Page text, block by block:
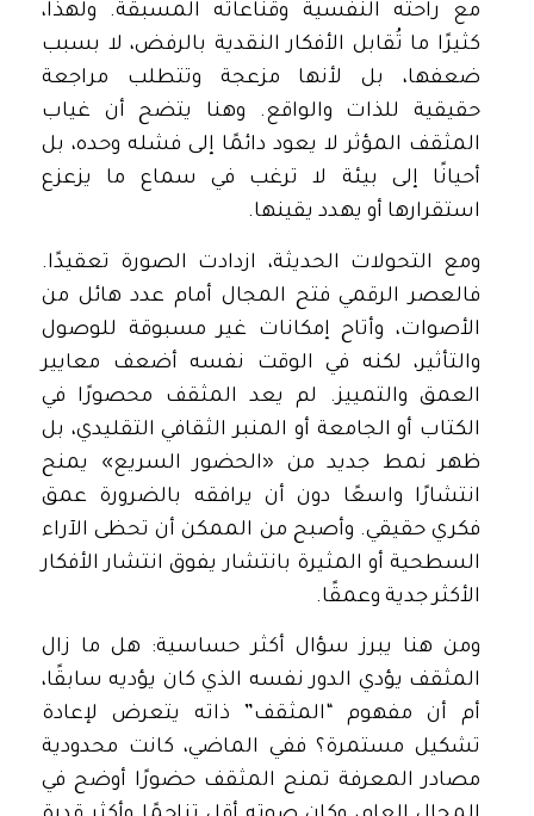
مع راحته النفسية وقناعاته المسبقة. ولهذا،
كثيرًا ما تُقابل الأفكار النقدية بالرفض، لا بسبب
ضعفها، بل لأنها مزعجة وتتطلب مراجعة
حقيقية للذات والواقع. وهنا يتضح أن غياب
المثقف المؤثر لا يعود دائمًا إلى فشله وحده، بل
أحيانًا إلى بيئة لا ترغب في سماع ما يزعزع
استقرارها أو يهدد يقينها.
ومع التحولات الحديثة، ازدادت الصورة تعقيدًا.
فالعصر الرقمي فتح المجال أمام عدد هائل من
الأصوات، وأتاح إمكانات غير مسبوقة للوصول
والتأثير، لكنه في الوقت نفسه أضعف معايير
العمق والتمييز. لم يعد المثقف محصورًا في
الكتاب أو الجامعة أو المنبر الثقافي التقليدي، بل
ظهر نمط جديد من «الحضور السريع» يمنح
انتشارًا واسعًا دون أن يرافقه بالضرورة عمق
فكري حقيقي. وأصبح من الممكن أن تحظى الآراء
السطحية أو المثيرة بانتشار يفوق انتشار الأفكار
الأكثر جدية وعمقًا.
ومن هنا يبرز سؤال أكثر حساسية: هل ما زال
المثقف يؤدي الدور نفسه الذي كان يؤديه سابقًا،
أم أن مفهوم “المثقف” ذاته يتعرض لإعادة
تشكيل مستمرة؟ ففي الماضي، كانت محدودية
مصادر المعرفة تمنح المثقف حضورًا أوضح في